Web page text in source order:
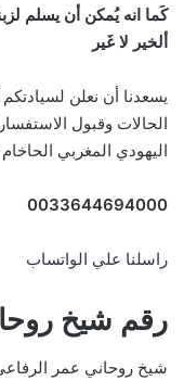
كَما انه يُمكن أن يسلم
ألخير لا غَير
يسعدنا أن نعلن
الحالات وقبول
اليهودي المغربي
0033644694000
راسلنا علي الواتساب
رقم شيخ
شيخ روحاني عمر